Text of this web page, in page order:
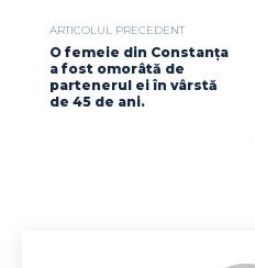
ARTICOLUL PRECEDENT
O femeie din Constanța
a fost omorâtă de
partenerul ei în vârstă
de 45 de ani.